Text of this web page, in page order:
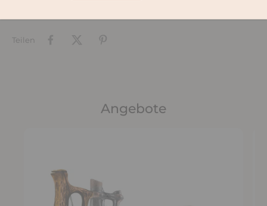
Teilen
Angebote